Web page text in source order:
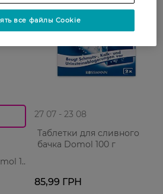
1
27 07 - 23 08
Таблетки для сливного
бачка Domol 100 г
85,99 ГРН
все файлы Cookie